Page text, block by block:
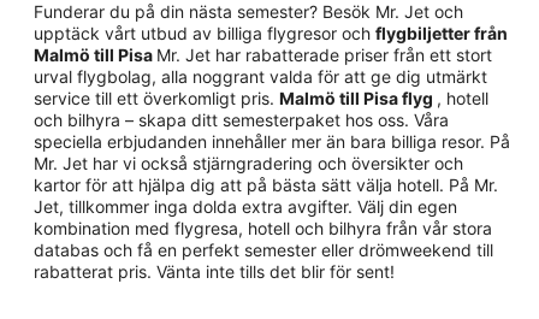
Funderar du på din nästa semester? Besök Mr. Jet och
upptäck vårt utbud av billiga flygresor och flygbiljetter från
Malmö till Pisa Mr. Jet har rabatterade priser från ett stort
urval flygbolag, alla noggrant valda för att ge dig utmärkt
service till ett överkomligt pris. Malmö till Pisa flyg , hotell
och bilhyra – skapa ditt semesterpaket hos oss. Våra
speciella erbjudanden innehåller mer än bara billiga resor. På
Mr. Jet har vi också stjärngradering och översikter och
kartor för att hjälpa dig att på bästa sätt välja hotell. På Mr.
Jet, tillkommer inga dolda extra avgifter. Välj din egen
kombination med flygresa, hotell och bilhyra från vår stora
databas och få en perfekt semester eller drömweekend till
rabatterat pris. Vänta inte tills det blir för sent!